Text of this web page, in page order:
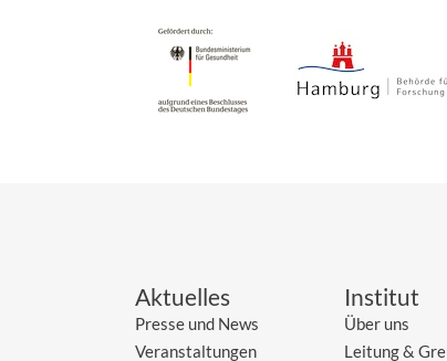
Aktuelles
Presse und News
Veranstaltungen
Institut
Über uns
Leitung &